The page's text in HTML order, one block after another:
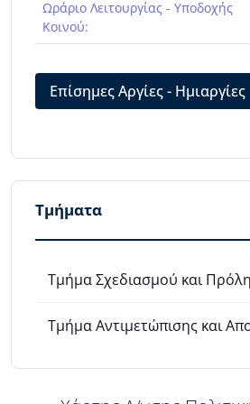
Ωράριο Λειτουργίας - Υποδοχής
Κοινού:
Επίσημες Αργίες - Ημιαργίες
Τμήματα
Τμήμα Σχεδιασμού και
Τμήμα Αντιμετώπισης και